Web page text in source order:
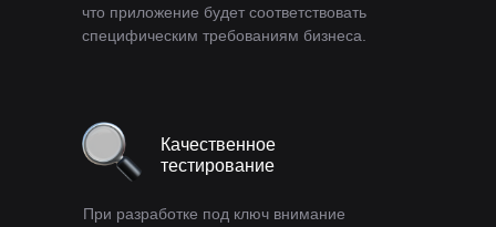
что приложение будет соответствовать
специфическим требованиям бизнеса.
Качественное
тестирование
При разработке под ключ внимание